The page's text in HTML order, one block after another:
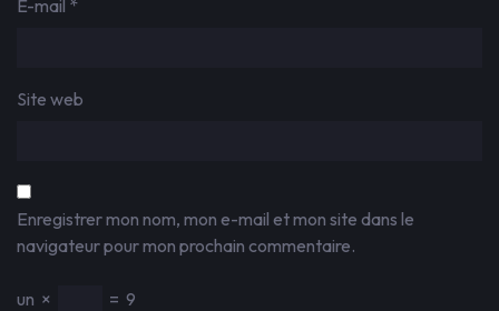
E-mail *
Site web
Enregistrer mon nom, mon e-mail et mon site dans le
navigateur pour mon prochain commentaire.
un × = 9